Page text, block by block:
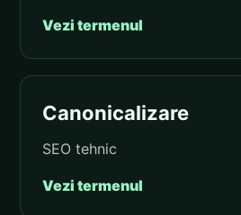
Vezi termenul
Canonicalizare
SEO tehnic
Vezi termenul